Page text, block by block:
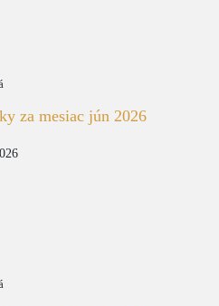
za mesiac jún 2026